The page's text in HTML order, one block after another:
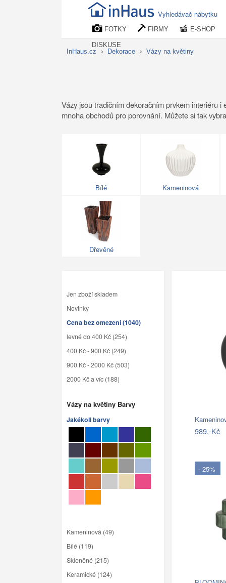
Vyhledávač nábytku
FOTKY FIRMY E-SHOP
DISKUSE
InHaus.cz
› Dekorace › Vázy na květiny
Vázy jsou tradičním dekoračním prvkem interiéru
mnoha obchodů pro porovnání. Můžete si tak
Bílé Kameninová
Dřevěné
Jen zboží skladem
Novinky
Cena bez omezení (1040)
levné do 400 Kč (254)
400 Kč - 900 Kč (249)
900 Kč - 2000 Kč (503)
2000 Kč a víc (188)
Vázy na květiny Barvy
Jakékoli barvy
Kameninová (49)
Bílé (119)
Skleněné (215)
Keramické (124)
989,-Kč
- 25%